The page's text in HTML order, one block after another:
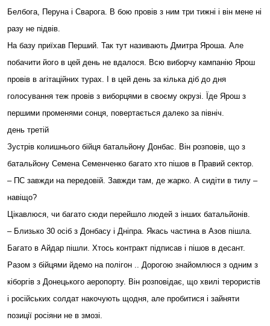
Белбога, Перуна і Сварога. В бою провів з ним три тижні і він мене ні
разу не підвів.
На базу приїхав Перший. Так тут називають Дмитра Яроша. Але
побачити його в цей день не вдалося. Всю виборчу кампанію Ярош
провів в агітаційних турах. І в цей день за кілька діб до дня
голосування теж провів з виборцями в своєму окрузі. Їде Ярош з
першими променями сонця, повертається далеко за північ.
день третій
Зустрів колишнього бійця батальйону Донбас. Він розповів, що з
батальйону Семена Семенченко багато хто пішов в Правий сектор.
– ПС завжди на передовій. Завжди там, де жарко. А сидіти в тилу –
навіщо?
Цікавлюся, чи багато сюди перейшло людей з інших батальйонів.
– Близько 30 осіб з Донбасу і Дніпра. Якась частина в Азов пішла.
Багато в Айдар пішли. Хтось контракт підписав і пішов в десант.
Разом з бійцями йдемо на полігон .. Дорогою знайомлюся з одним з
кіборгів з Донецького аеропорту. Він розповідає, що хвилі терористів
і російських солдат накочують щодня, але пробитися і зайняти
позиції росіяни не в змозі.